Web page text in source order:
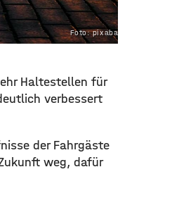
Foto: pixabay.com
Haltestellen für
verbessert
der Fahrgäste
weg, dafür